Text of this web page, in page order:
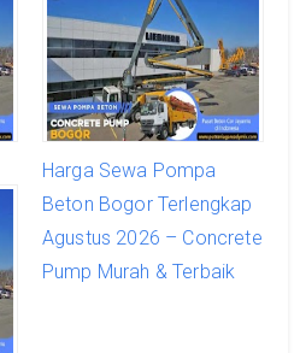
Harga Sewa Pompa
Beton Bogor Terlengkap
Agustus 2026 – Concrete
Pump Murah & Terbaik